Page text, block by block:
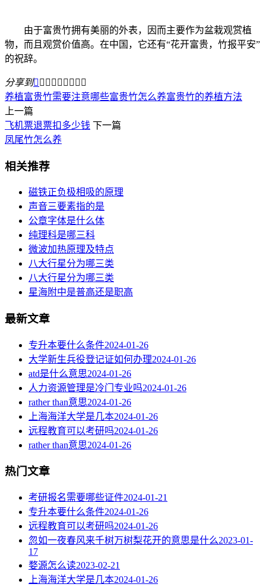
由于富贵竹拥有美丽的外表，因而主要作为盆栽观赏植
物，而且观赏价值高。在中国，它还有“花开富贵，竹报平安”
的祝辞。
分享到        
养植富贵竹需要注意哪些富贵竹怎么养富贵竹的养植方法
上一篇
飞机票退票扣多少钱 下一篇
凤尾竹怎么养
相关推荐
磁铁正负极相吸的原理
声音三要素指的是
公章字体是什么体
纯理科是哪三科
微波加热原理及特点
八大行星分为哪三类
八大行星分为哪三类
星海附中是普高还是职高
最新文章
专升本要什么条件2024-01-26
大学新生兵役登记证如何办理2024-01-26
atd是什么意思2024-01-26
人力资源管理是冷门专业吗2024-01-26
rather than意思2024-01-26
上海海洋大学是几本2024-01-26
远程教育可以考研吗2024-01-26
rather than意思2024-01-26
热门文章
考研报名需要哪些证件2024-01-21
专升本要什么条件2024-01-26
远程教育可以考研吗2024-01-26
忽如一夜春风来千树万树梨花开的意思是什么2023-01-
17
婺源怎么读2023-02-21
上海海洋大学是几本2024-01-26